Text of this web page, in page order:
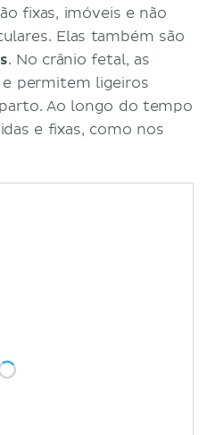
fixas, imóveis e não
Elas também são
. No crânio fetal, as
e permitem ligeiros
Ao longo do tempo
e fixas, como nos